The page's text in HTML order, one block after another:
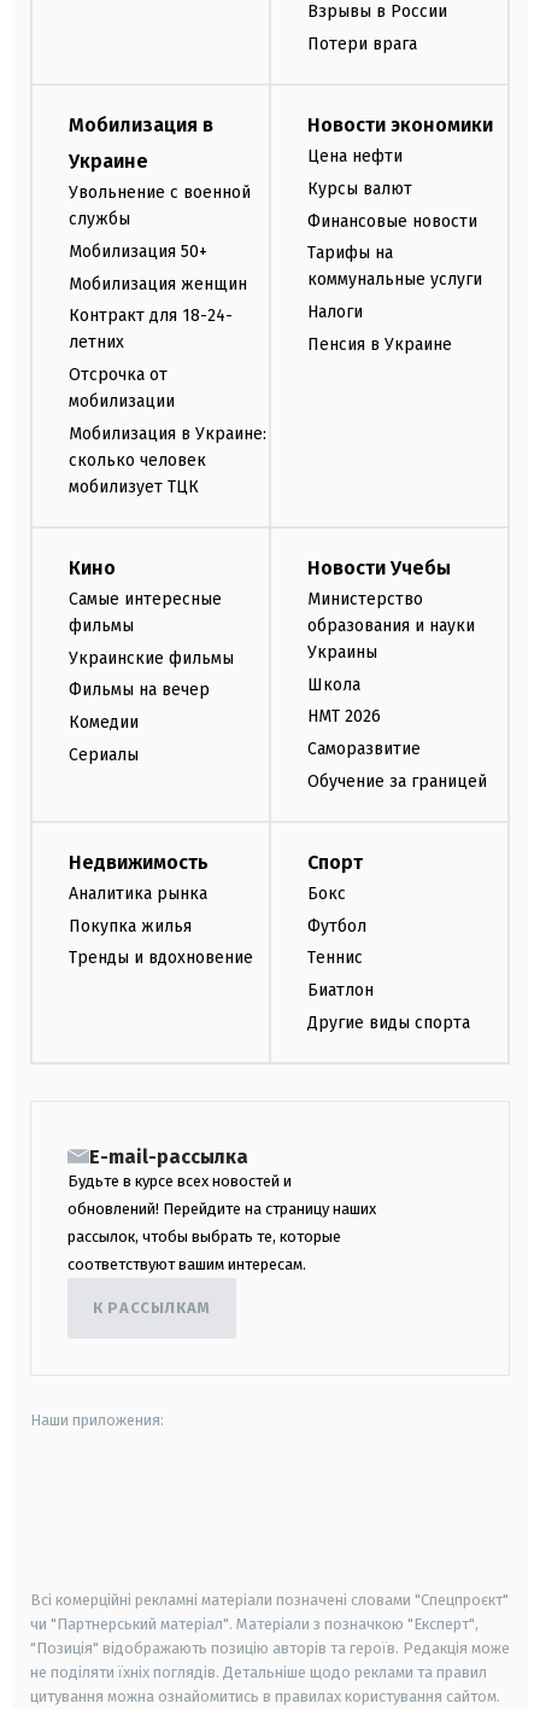
Взрывы в России
Потери врага
Мобилизация в
Украине
Увольнение с военной
службы
Мобилизация 50+
Мобилизация женщин
Контракт для 18-24-
летних
Отсрочка от
мобилизации
Мобилизация в Украине:
сколько человек
мобилизует ТЦК
Новости экономики
Цена нефти
Курсы валют
Финансовые новости
Тарифы на
коммунальные услуги
Налоги
Пенсия в Украине
Кино
Самые интересные
фильмы
Украинские фильмы
Фильмы на вечер
Комедии
Сериалы
Новости Учебы
Министерство
образования и науки
Украины
Школа
НМТ 2026
Саморазвитие
Обучение за границей
Недвижимость
Аналитика рынка
Покупка жилья
Тренды и вдохновение
Спорт
Бокс
Футбол
Теннис
Биатлон
Другие виды спорта
E-mail-рассылка
Будьте в курсе всех новостей и
обновлений! Перейдите на страницу наших
рассылок, чтобы выбрать те, которые
соответствуют вашим интересам.
К РАССЫЛКАМ
Наши приложения:
Всі комерційні рекламні матеріали позначені словами "Спецпроєкт"
чи "Партнерський матеріал". Матеріали з позначкою "Експерт",
"Позиція" відображають позицію авторів та героїв. Редакція може
не поділяти їхніх поглядів. Детальніше щодо реклами та правил
цитування можна ознайомитись в правилах користування сайтом.